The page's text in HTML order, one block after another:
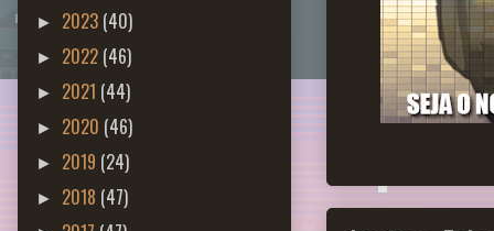
► 2023 (40)
► 2022 (46)
► 2021 (44)
► 2020 (46)
► 2019 (24)
► 2018 (47)